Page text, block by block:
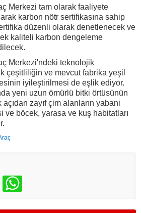
Merkezi tam olarak faaliyete
karbon nötr sertifikasına sahip
düzenli olarak denetlenecek ve
kaliteli karbon dengeleme
Merkezi'ndeki teknolojik
çeşitliliğin ve mevcut fabrika yeşil
iyileştirilmesi de eşlik ediyor.
yeni uzun ömürlü bitki örtüsünün
zayıf çim alanların yabani
ve böcek, yarasa ve kuş habitatları